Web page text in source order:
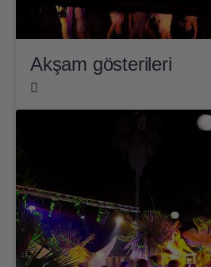
Akşam gösterileri